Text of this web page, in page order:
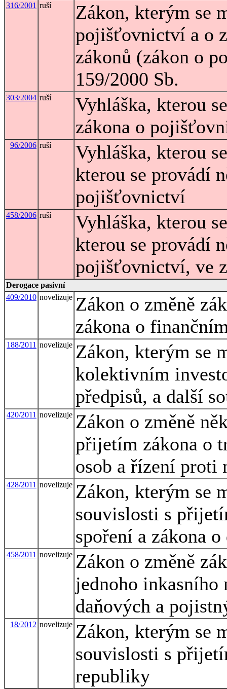
316/2001 ruší
Zákon, kterým se
pojišťovnictví a o
zákonů (zákon o
159/2000 Sb.
303/2004 ruší
Vyhláška, kterou
zákona o
96/2006 ruší
Vyhláška, kterou
kterou se provádí
pojišťovnictví
458/2006 ruší
Vyhláška, kterou
kterou se provádí
pojišťovnictví, ve
Derogace pasivní
409/2010 novelizuje Zákon o změně
zákona o
188/2011 novelizuje Zákon, kterým se
kolektivním
předpisů, a další
420/2011 novelizuje Zákon o změně
přijetím zákona o
osob a řízení proti
428/2011 novelizuje Zákon, kterým se
souvislosti s
spoření a zákona
458/2011 novelizuje Zákon o změně
jednoho inkasního
daňových a
18/2012 novelizuje Zákon, kterým se
souvislosti s
republiky